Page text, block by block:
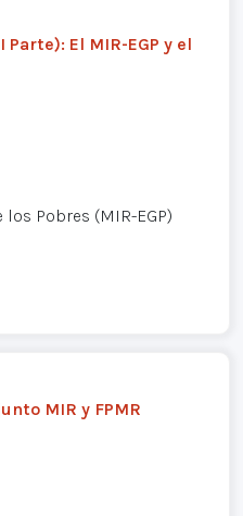
El MIR-EGP y el
Pobres (MIR-EGP)
MIR y FPMR